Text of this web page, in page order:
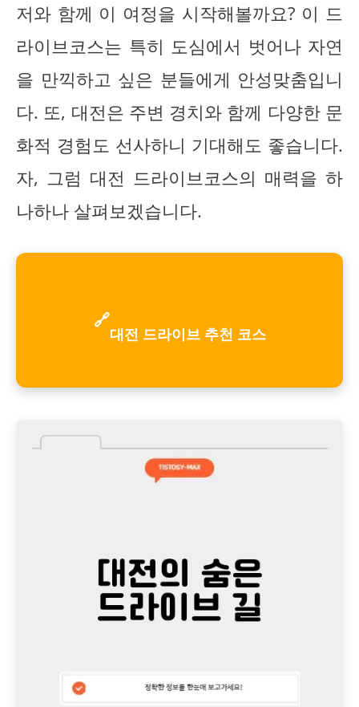
저와 함께 이 여정을 시작해볼까요? 이 드
라이브코스는 특히 도심에서 벗어나 자연
을 만끽하고 싶은 분들에게 안성맞춤입니
다. 또, 대전은 주변 경치와 함께 다양한 문
화적 경험도 선사하니 기대해도 좋습니다.
자, 그럼 대전 드라이브코스의 매력을 하
나하나 살펴보겠습니다.
🔗
대전 드라이브 추천 코스